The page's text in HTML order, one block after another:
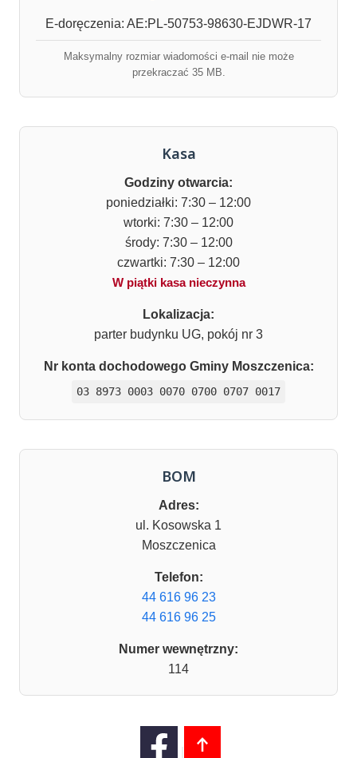
E-doręczenia: AE:PL-50753-98630-EJDWR-17
Maksymalny rozmiar wiadomości e-mail nie może
przekraczać 35 MB.
Kasa
Godziny otwarcia:
poniedziałki: 7:30 – 12:00
wtorki: 7:30 – 12:00
środy: 7:30 – 12:00
czwartki: 7:30 – 12:00
W piątki kasa nieczynna
Lokalizacja:
parter budynku UG, pokój nr 3
Nr konta dochodowego Gminy Moszczenica:
03 8973 0003 0070 0700 0707 0017
BOM
Adres:
ul. Kosowska 1
Moszczenica
Telefon:
44 616 96 23
44 616 96 25
Numer wewnętrzny:
114